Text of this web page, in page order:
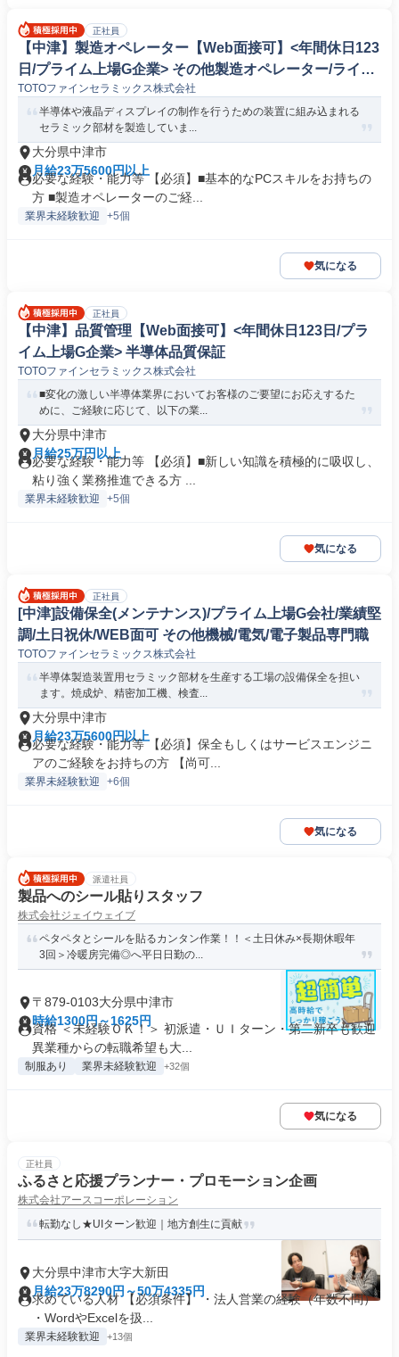
正社員
【中津】製造オペレーター【Web面接可】<年間休日123
日/プライム上場G企業> その他製造オペレーター/ライン
マネージャー(機械/電気/電子製品専門職)
TOTOファインセラミックス株式会社
半導体や液晶ディスプレイの制作を行うための装置に組み込まれる
セラミック部材を製造していま...
大分県中津市
月給23万5600円以上
必要な経験・能力等 【必須】■基本的なPCスキルをお持ちの
方 ■製造オペレーターのご経...
業界未経験歓迎 +5個
気になる
正社員
【中津】品質管理【Web面接可】<年間休日123日/プラ
イム上場G企業> 半導体品質保証
TOTOファインセラミックス株式会社
■変化の激しい半導体業界においてお客様のご要望にお応えするた
めに、ご経験に応じて、以下の業...
大分県中津市
月給25万円以上
必要な経験・能力等 【必須】■新しい知識を積極的に吸収し、
粘り強く業務推進できる方 ...
業界未経験歓迎 +5個
気になる
正社員
[中津]設備保全(メンテナンス)/プライム上場G会社/業績堅
調/土日祝休/WEB面可 その他機械/電気/電子製品専門職
TOTOファインセラミックス株式会社
半導体製造装置用セラミック部材を生産する工場の設備保全を担い
ます。焼成炉、精密加工機、検査...
大分県中津市
月給23万5600円以上
必要な経験・能力等 【必須】保全もしくはサービスエンジニ
アのご経験をお持ちの方 【尚可...
業界未経験歓迎 +6個
気になる
派遣社員
製品へのシール貼りスタッフ
株式会社ジェイウェイブ
ペタペタとシールを貼るカンタン作業！！＜土日休み×長期休暇年
3回＞冷暖房完備◎へ平日日勤の...
〒879-0103大分県中津市
時給1300円～1625円
資格 ＜未経験ＯＫ！＞ 初派遣・ＵＩターン・第二新卒も歓迎
異業種からの転職希望も大...
制服あり 業界未経験歓迎 +32個
気になる
正社員
ふるさと応援プランナー・プロモーション企画
株式会社アースコーポレーション
転勤なし★UIターン歓迎｜地方創生に貢献
大分県中津市大字大新田
月給23万8290円～50万4335円
求めている人材 【必須条件】 ・法人営業の経験（年数不問）
・WordやExcelを扱...
業界未経験歓迎 +13個